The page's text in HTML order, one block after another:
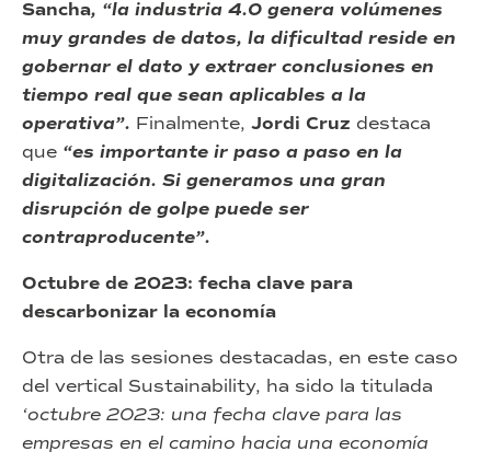
Sancha, “la industria 4.0 genera volúmenes
muy grandes de datos, la dificultad reside en
gobernar el dato y extraer conclusiones en
tiempo real que sean aplicables a la
operativa”. Finalmente, Jordi Cruz destaca
que “es importante ir paso a paso en la
digitalización. Si generamos una gran
disrupción de golpe puede ser
contraproducente”.
Octubre de 2023: fecha clave para
descarbonizar la economía
Otra de las sesiones destacadas, en este caso
del vertical Sustainability, ha sido la titulada
‘octubre 2023: una fecha clave para las
empresas en el camino hacia una economía